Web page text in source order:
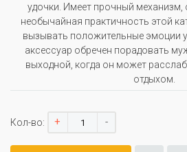
удочки. Имеет прочный механизм,
необычайная практичность этой
вызывать положительные эмоции
аксессуар обречен порадовать
выходной, когда он может
отдыхом.
Кол-во: + -